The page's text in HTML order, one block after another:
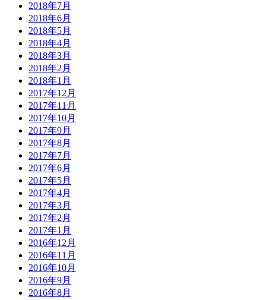
2018年7月
2018年6月
2018年5月
2018年4月
2018年3月
2018年2月
2018年1月
2017年12月
2017年11月
2017年10月
2017年9月
2017年8月
2017年7月
2017年6月
2017年5月
2017年4月
2017年3月
2017年2月
2017年1月
2016年12月
2016年11月
2016年10月
2016年9月
2016年8月